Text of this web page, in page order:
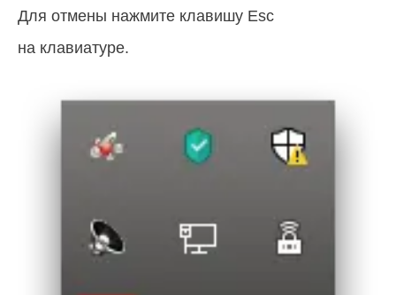
Для отмены нажмите клавишу Esc
на клавиатуре.